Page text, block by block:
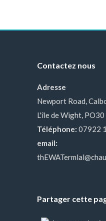
Contactez nous
Adresse
Newport Road,
L'île de Wight, PO30
Téléphone: 07922
email:
Partager cette